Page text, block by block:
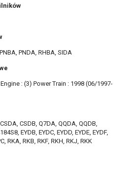
PNDA, RHBA, SIDA
: (3) Power Train : 1998 (06/1997-
CSDB, Q7DA, QQDA, QQDB,
EYDB, EYDC, EYDD, EYDE, EYDF,
RKA, RKB, RKF, RKH, RKJ, RKK